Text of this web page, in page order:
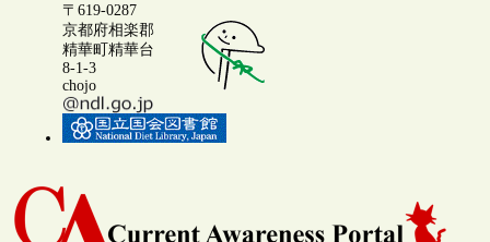
〒619-0287
京都府相楽郡
精華町精華台
8-1-3
chojo